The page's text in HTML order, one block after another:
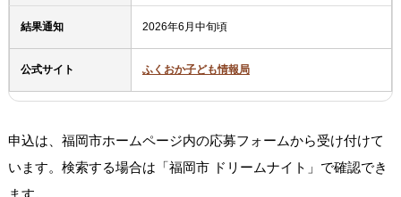
結果通知 2026年6月中旬頃
公式サイト ふくおか子ども情報局
申込は、福岡市ホームページ内の応募フォームから受け付けて
います。検索する場合は「福岡市 ドリームナイト」で確認でき